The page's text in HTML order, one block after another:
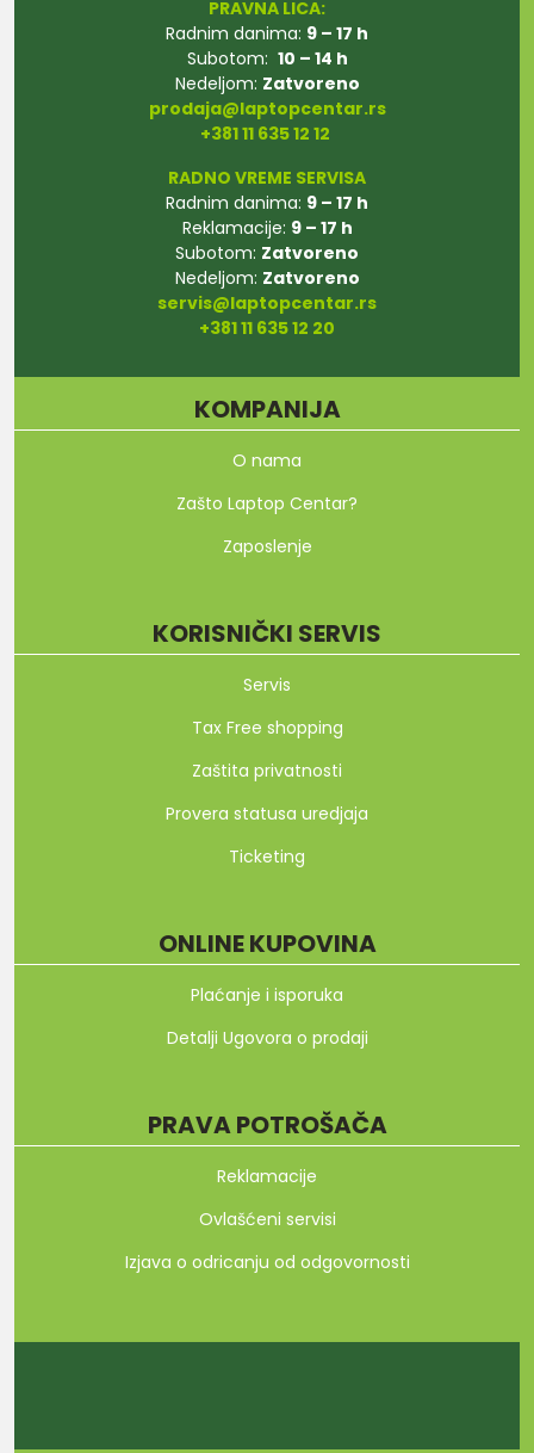
PRAVNA LICA:
Radnim danima: 9 – 17 h
Subotom: 10 – 14 h
Nedeljom: Zatvoreno
prodaja@laptopcentar.rs
+381 11 635 12 12
RADNO VREME SERVISA
Radnim danima: 9 – 17 h
Reklamacije: 9 – 17 h
Subotom: Zatvoreno
Nedeljom: Zatvoreno
servis@laptopcentar.rs
+381 11 635 12 20
KOMPANIJA
O nama
Zašto Laptop Centar?
Zaposlenje
KORISNIČKI SERVIS
Servis
Tax Free shopping
Zaštita privatnosti
Provera statusa uredjaja
Ticketing
ONLINE KUPOVINA
Plaćanje i isporuka
Detalji Ugovora o prodaji
PRAVA POTROŠAČA
Reklamacije
Ovlašćeni servisi
Izjava o odricanju od odgovornosti